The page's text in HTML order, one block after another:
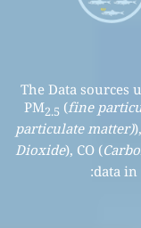
The Data
PM2.5(fine
particulate matter)
Dioxide), CO (
data